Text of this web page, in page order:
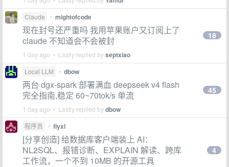
Claude • mightofcode
现在封号还严重吗 我用苹果账户又订阅上了
claude 不知道会不会被封
1 day ago • Lastly replied byseptxiao
18
Local LLM • dbow
两台 dgx-spark 部署满血 deepseek v4 flash
完全指南,稳定 60~70tok/s 单流
1 day ago • Lastly replied bydbow
45
程序员 • flyxl
[分享创造] 给数据库客户端装上 AI：
NL2SQL、报错诊断、EXPLAIN 解读、跨库
工作流，一个不到 10MB 的开源工具
4